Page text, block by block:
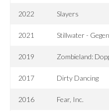
2022 Slayers
2021 Stillwater -
2019 Zombieland:
2017 Dirty Dancing
2016 Fear, Inc.